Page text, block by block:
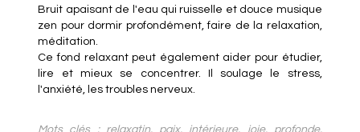
Bruit apaisant de l'eau qui ruisselle et douce musique
zen pour dormir profondément, faire de la relaxation,
méditation.
Ce fond relaxant peut également aider pour étudier,
lire et mieux se concentrer. Il soulage le stress,
l'anxiété, les troubles nerveux.
Mots clés : relaxatin, paix, intérieure, joie, profonde,